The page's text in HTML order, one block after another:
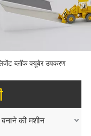
ब्लॉक क्यूबेर उपकरण
की मशीन